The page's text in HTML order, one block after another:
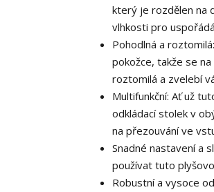
který je rozdělen na
vlhkosti pro
Pohodlná a
pokožce, takže se
roztomilá a zvelebí
Multifunkční: Ať už
odkládací stolek v
na přezouvání ve
Snadné nastavení a
používat tuto
Robustní a vysoce